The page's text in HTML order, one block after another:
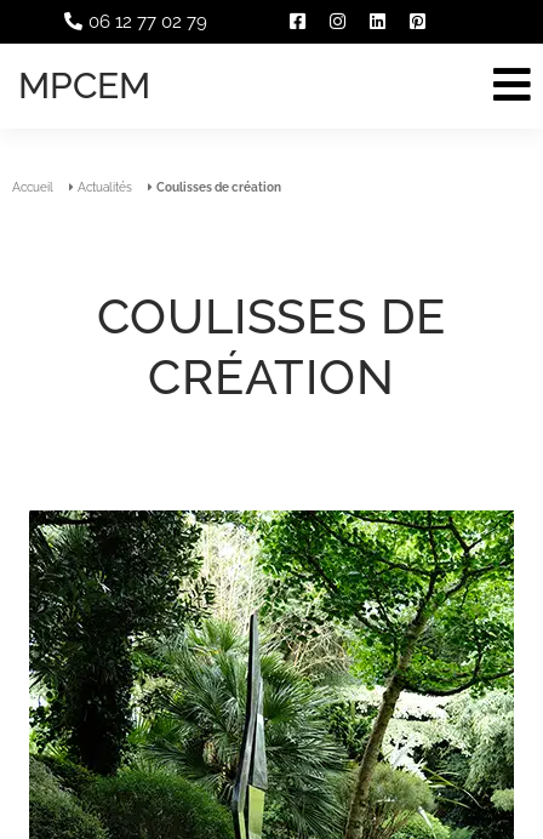
06 12 77 02 79
MPCEM
Accueil Actualités Coulisses de création
COULISSES DE
CRÉATION